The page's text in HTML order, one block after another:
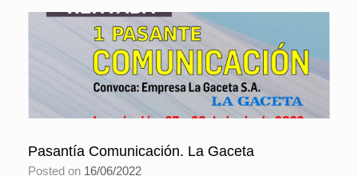
Pasantía Comunicación. La Gaceta
Posted on 16/06/2022